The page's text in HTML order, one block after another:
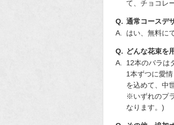
て、チョコレ
通常コースデ
はい、無料に
どんな花束を
12本のバラは
1本ずつに愛
を込めて、中
※いずれのプ
なります。)